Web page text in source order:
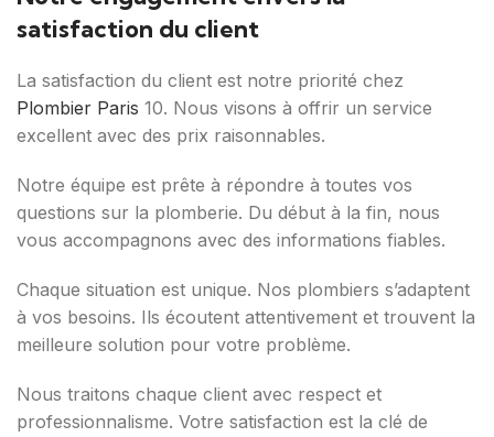
satisfaction du client
La satisfaction du client est notre priorité chez
Plombier Paris 10. Nous visons à offrir un service
excellent avec des prix raisonnables.
Notre équipe est prête à répondre à toutes vos
questions sur la plomberie. Du début à la fin, nous
vous accompagnons avec des informations fiables.
Chaque situation est unique. Nos plombiers s’adaptent
à vos besoins. Ils écoutent attentivement et trouvent la
meilleure solution pour votre problème.
Nous traitons chaque client avec respect et
professionnalisme. Votre satisfaction est la clé de